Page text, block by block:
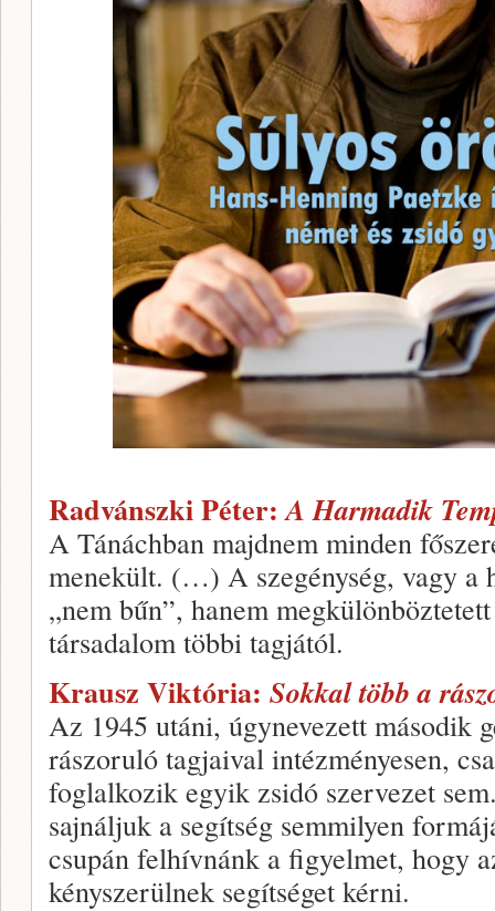
Radvánszki Péter: A Harmadik
A Tánáchban majdnem minden
menekült. (…) A szegénység, vagy a
„nem bűn”, hanem
társadalom többi tagjától.
Krausz Viktória: Sokkal több a
Az 1945 utáni, úgynevezett második
rászoruló tagjaival intézményesen,
foglalkozik egyik zsidó szervezet
sajnáljuk a segítség semmilyen
csupán felhívnánk a figyelmet, hogy
kényszerülnek segítséget kérni.